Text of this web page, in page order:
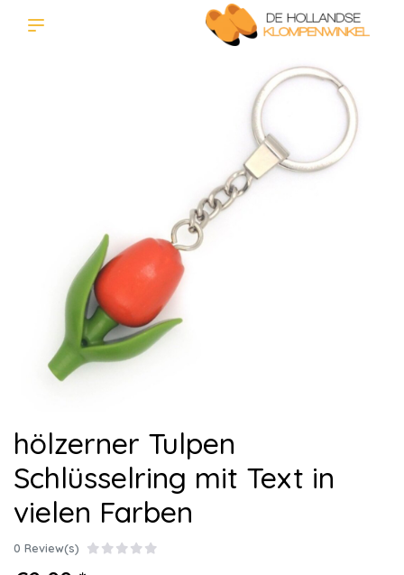
hölzerner Tulpen
Schlüsselring mit Text in
vielen Farben
0 Review(s)